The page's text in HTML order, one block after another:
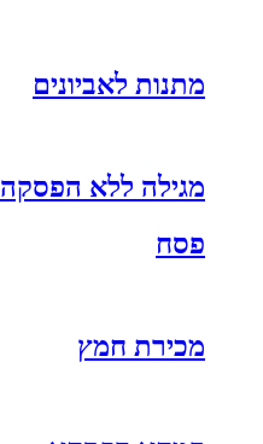
מתנות לאביונים
מגילה ללא הפסקה
פסח
מכירת חמץ